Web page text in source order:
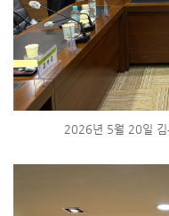
2026년 5월 20일 김